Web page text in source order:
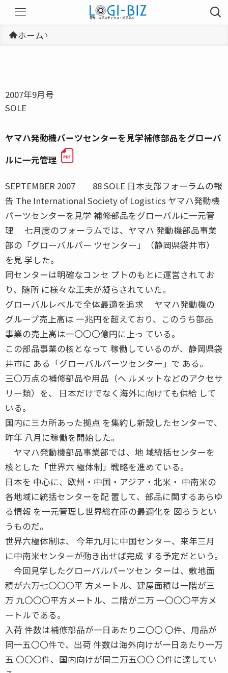
ホーム
2007年9月号
SOLE
ヤマハ発動機パーツセンターを見学補修部品をグローバ
ルに一元管理
SEPTEMBER 2007 88 SOLE 日本支部フォーラムの報
告 The International Society of Logistics ヤマハ発動機
パーツセンターを見学 補修部品をグローバルに一元管
理 七月度のフォーラムでは、ヤマハ 発動機部品事業
部の「グローバルパー ツセンター」（静岡県袋井市）
を見 学した。
同センターは明確なコンセ プトのもとに運営されてお
り、随所 に様々な工夫が凝らされていた。
グローバルレベルで全体最適を追求 ヤマハ発動機の
グループ売上高は 一兆円を超えており、このうち部品
事業の売上高は一〇〇〇億円に上っ ている。
この部品事業の核となって 稼働しているのが、静岡県袋
井市に ある「グローバルパーツセンター」で ある。
三〇万点の補修部品や用品（ヘ ルメットなどのアクセサ
リー類）を、 日本だけでなく海外に向けても供給 して
いる。
国内に三カ所あった拠点 を集約し新設したセンターで、
昨年 八月に稼働を開始した。
ヤマハ発動機部品事業部では、地 域統括センターを
核とした「世界六 極体制」戦略を進めている。
日本を 中心に、欧州・中国・アジア・北米・ 中南米の
各地域に統括センターを配 置して、部品に関するあらゆ
る情報 を一元管理し世界総在庫の最適化を 図ろうとい
うものだ。
世界六極体制は、 今年九月に中国センター、来年三月
に中南米センターが動き出せば完成 する予定だという。
今回見学したグローバルパーツセン ターは、敷地面
積が六万七〇〇〇平 方メートル、建屋面積は一階が三
万 九〇〇〇平方メートル、二階が二万 一〇〇〇平方メ
ートルである。
入荷 件数は補修部品が一日あたり二〇〇 〇件、用品が
同一五〇〇件で、出荷 件数は海外向けが一日あたり一万
五 〇〇〇件、国内向けが同二万五〇〇 〇件に達してい